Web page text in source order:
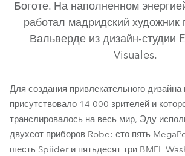
Spiider®
MegaPointe®
BMFL™ WashBeam
Боготе. На наполненном
работал мадридский художник
Вальверде из дизайн-студии
Visuales.
Для создания привлекательного дизайна
присутствовало 14 000 зрителей и
транслировалось на весь мир, Эду
двухсот приборов Robe: сто пять
шесть Spiider и пятьдесят три BMFL